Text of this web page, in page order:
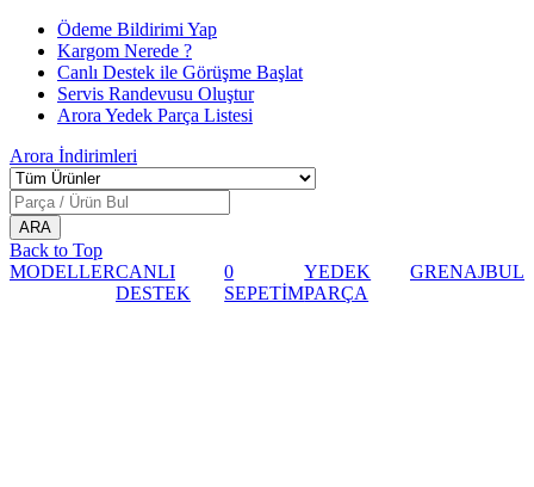
Ödeme Bildirimi Yap
Kargom Nerede ?
Canlı Destek ile Görüşme Başlat
Servis Randevusu Oluştur
Arora Yedek Parça Listesi
Arora İndirimleri
Back to Top
MODELLERCANLI
DESTEK
0
SEPETİM
YEDEK
PARÇA
GRENAJBUL